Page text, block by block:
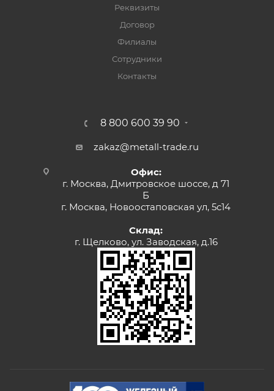
Реквизиты
Договор
Филиалы
Сотрудники
Контакты
8 800 600 39 90
zakaz@metall-trade.ru
Офис:
г. Москва, Дмитровское шоссе, д 71
Б
г. Москва, Новоостаповская ул, 5с14
Склад:
г. Щелково, ул. Заводская, д.16